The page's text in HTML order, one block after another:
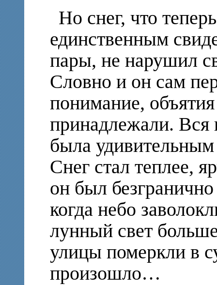
Но снег, что
единственным
пары, не нарушил
Словно и он сам
понимание,
принадлежали. Вся
была
Снег стал теплее,
он был
когда небо
лунный свет
улицы померкли в
произошло…